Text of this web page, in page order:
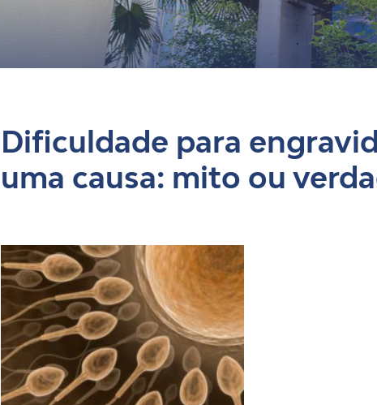
Blog
Dificuldade para
uma causa: mito ou